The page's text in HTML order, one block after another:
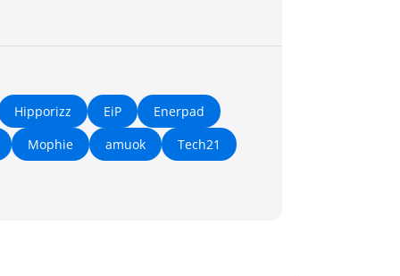
Hipporizz EiP
Enerpad
Mophie amuok
Tech21